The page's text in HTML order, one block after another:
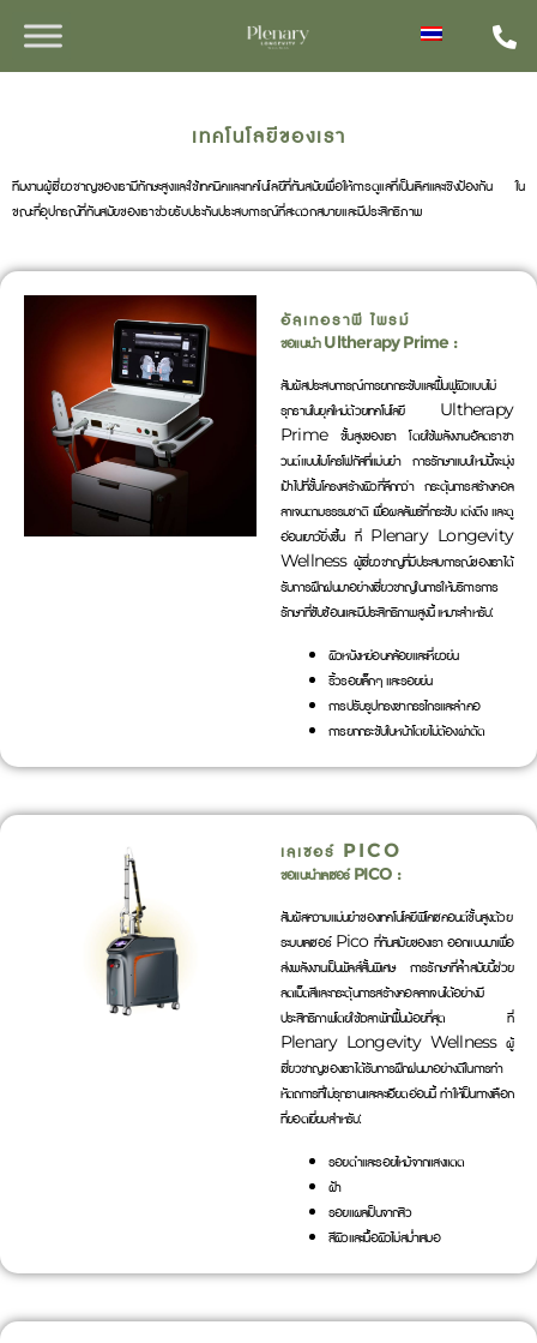
เทคโนโลยีของเรา
ทีมงานผู้เชี่ยวชาญของเรามีทักษะสูงและใช้เทคนิคและเทคโนโลยีที่ทันสมัยเพื่อให้การดูแลที่เป็นเลิศและเชิงป้องกัน ใน
ขณะที่อุปกรณ์ที่ทันสมัยของเราช่วยรับประกันประสบการณ์ที่สะดวกสบายและมีประสิทธิภาพ
อัลเทอราพี ไพรม์
ขอแนะนำ Ultherapy Prime :
สัมผัสประสบการณ์การยกกระชับและฟื้นฟูผิวแบบไม่
รุกรานในยุคใหม่ด้วยเทคโนโลยี Ultherapy
Prime ขั้นสูงของเรา โดยใช้พลังงานอัลตราซา
วนด์แบบไมโครโฟกัสที่แม่นยำ การรักษาแบบใหม่นี้จะมุ่ง
เป้าไปที่ชั้นโครงสร้างผิวที่ลึกกว่า กระตุ้นการสร้างคอล
ลาเจนตามธรรมชาติ เพื่อผลลัพธ์ที่กระชับ เต่งตึง และดู
อ่อนเยาว์ยิ่งขึ้น ที่ Plenary Longevity
Wellness ผู้เชี่ยวชาญที่มีประสบการณ์ของเราได้
รับการฝึกฝนมาอย่างเชี่ยวชาญในการให้บริการการ
รักษาที่ซับซ้อนและมีประสิทธิภาพสูงนี้ เหมาะสำหรับ:
ผิวหนังหย่อนคล้อยและเหี่ยวย่น
ริ้วรอยเล็กๆ และรอยย่น
การปรับรูปทรงขากรรไกรและลำคอ
การยกกระชับใบหน้าโดยไม่ต้องผ่าตัด
เลเซอร์ PICO
ขอแนะนำเลเซอร์ PICO :
สัมผัสความแม่นยำของเทคโนโลยีพิโคเซคอนด์ขั้นสูงด้วย
ระบบเลเซอร์ Pico ที่ทันสมัยของเรา ออกแบบมาเพื่อ
ส่งพลังงานเป็นพัลส์สั้นพิเศษ การรักษาที่ล้ำสมัยนี้ช่วย
ลดเม็ดสีและกระตุ้นการสร้างคอลลาเจนได้อย่างมี
ประสิทธิภาพโดยใช้เวลาพักฟื้นน้อยที่สุด ที่
Plenary Longevity Wellness ผู้
เชี่ยวชาญของเราได้รับการฝึกฝนมาอย่างดีในการทำ
หัตถการที่ไม่รุกรานและละเอียดอ่อนนี้ ทำให้เป็นทางเลือก
ที่ยอดเยี่ยมสำหรับ:
รอยดำและรอยไหม้จากแสงแดด
ฝ้า
รอยแผลเป็นจากสิว
สีผิวและเนื้อผิวไม่สม่ำเสมอ